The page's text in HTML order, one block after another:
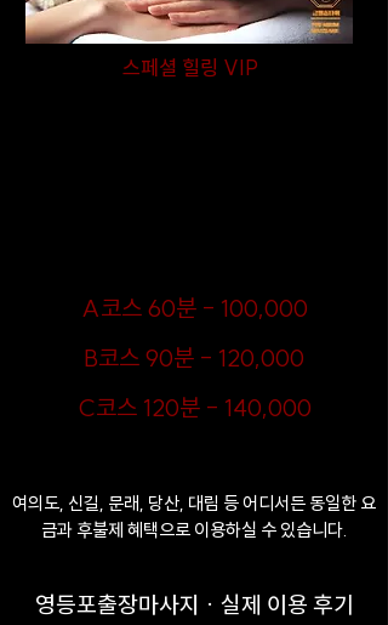
스페셜 힐링 VIP
​A코스 60분 - 100,000
​B코스 90분 - 120,000
​C코스 120분 - 140,000
여의도, 신길, 문래, 당산, 대림 등 어디서든 동일한 요
금과 후불제 혜택으로 이용하실 수 있습니다.
영등포출장마사지 · 실제 이용 후기